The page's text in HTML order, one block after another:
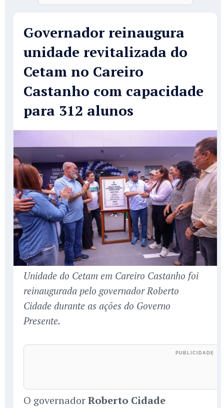
Governador reinaugura
unidade revitalizada do
Cetam no Careiro
Castanho com capacidade
para 312 alunos
Unidade do Cetam em Careiro Castanho foi
reinaugurada pelo governador Roberto
Cidade durante as ações do Governo
Presente.
O governadorRoberto Cidade